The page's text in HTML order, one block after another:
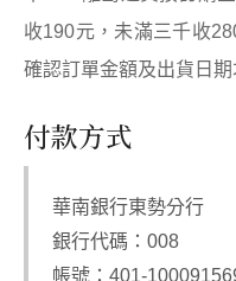
收190元，未滿三千收
確認訂單金額及出貨日期
付款方式
華南銀行東勢分行
銀行代碼：008
帳號：401-